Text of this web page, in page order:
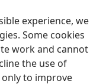
experience, we
Some cookies
work and cannot
the use of
to improve
Watchtower™